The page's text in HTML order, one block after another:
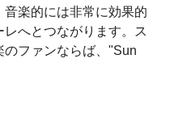
楽的には非常に効果的
へとつながります。ス
ファンならば、"Sun